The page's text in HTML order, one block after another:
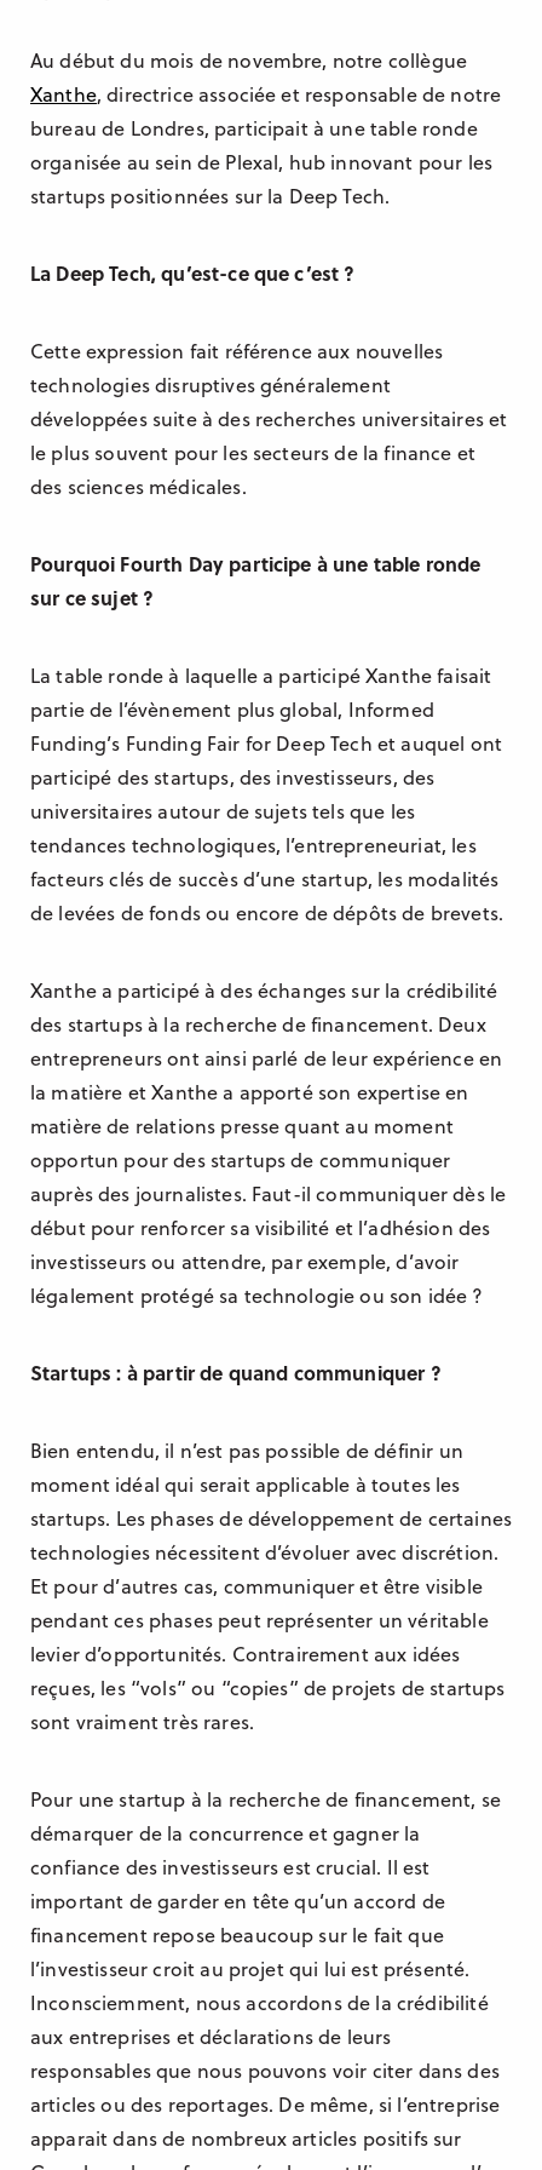
Au début du mois de novembre, notre collègue
Xanthe, directrice associée et responsable de notre
bureau de Londres, participait à une table ronde
organisée au sein de Plexal, hub innovant pour les
startups positionnées sur la Deep Tech.
La Deep Tech, qu’est-ce que c’est ?
Cette expression fait référence aux nouvelles
technologies disruptives généralement
développées suite à des recherches universitaires et
le plus souvent pour les secteurs de la finance et
des sciences médicales.
Pourquoi Fourth Day participe à une table ronde
sur ce sujet ?
La table ronde à laquelle a participé Xanthe faisait
partie de l’évènement plus global, Informed
Funding’s Funding Fair for Deep Tech et auquel ont
participé des startups, des investisseurs, des
universitaires autour de sujets tels que les
tendances technologiques, l’entrepreneuriat, les
facteurs clés de succès d’une startup, les modalités
de levées de fonds ou encore de dépôts de brevets.
Xanthe a participé à des échanges sur la crédibilité
des startups à la recherche de financement. Deux
entrepreneurs ont ainsi parlé de leur expérience en
la matière et Xanthe a apporté son expertise en
matière de relations presse quant au moment
opportun pour des startups de communiquer
auprès des journalistes. Faut-il communiquer dès le
début pour renforcer sa visibilité et l’adhésion des
investisseurs ou attendre, par exemple, d’avoir
légalement protégé sa technologie ou son idée ?
Startups : à partir de quand communiquer ?
Bien entendu, il n’est pas possible de définir un
moment idéal qui serait applicable à toutes les
startups. Les phases de développement de certaines
technologies nécessitent d’évoluer avec discrétion.
Et pour d’autres cas, communiquer et être visible
pendant ces phases peut représenter un véritable
levier d’opportunités. Contrairement aux idées
reçues, les “vols” ou “copies” de projets de startups
sont vraiment très rares.
Pour une startup à la recherche de financement, se
démarquer de la concurrence et gagner la
confiance des investisseurs est crucial. Il est
important de garder en tête qu’un accord de
financement repose beaucoup sur le fait que
l’investisseur croit au projet qui lui est présenté.
Inconsciemment, nous accordons de la crédibilité
aux entreprises et déclarations de leurs
responsables que nous pouvons voir citer dans des
articles ou des reportages. De même, si l’entreprise
apparait dans de nombreux articles positifs sur
Casablanca
Berlin
Sydney